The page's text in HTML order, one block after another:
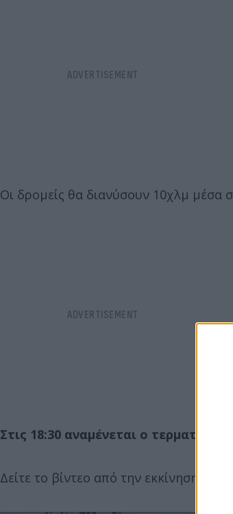
Οι δρομείς θα διανύσουν 10χλμ μέσα
Στις 18:30 αναμένεται ο
Δείτε το βίντεο από την εκκίνηση: